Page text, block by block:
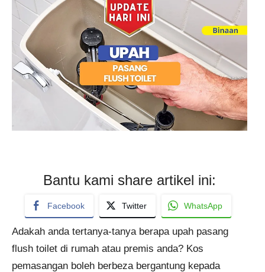
Bantu kami share artikel ini:
Facebook Twitter WhatsApp
Adakah anda tertanya-tanya berapa upah pasang
flush toilet di rumah atau premis anda? Kos
pemasangan boleh berbeza bergantung kepada